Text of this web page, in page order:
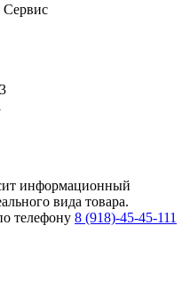
информационный
вида товара.
телефону 8 (918)-45-45-111